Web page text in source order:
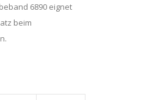
6890 eignet
beim